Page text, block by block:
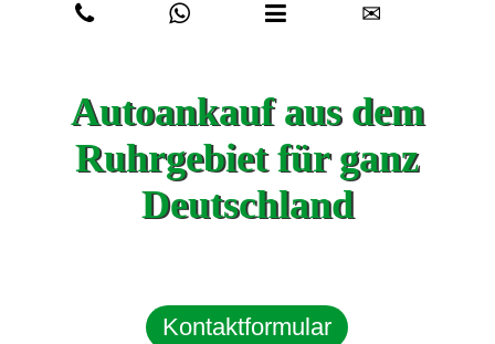
✉
Autoankauf aus dem
Ruhrgebiet für ganz
Deutschland
Kontaktformular